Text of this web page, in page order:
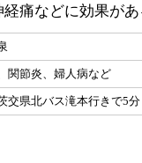
痛などに効果が
関節炎、婦人病など
交県北バス滝本行きで5分